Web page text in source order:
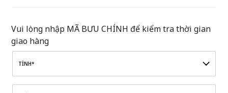
Vui lòng nhập MÃ BƯU CHÍNH để kiểm tra thời gian
giao hàng
TỈNH*